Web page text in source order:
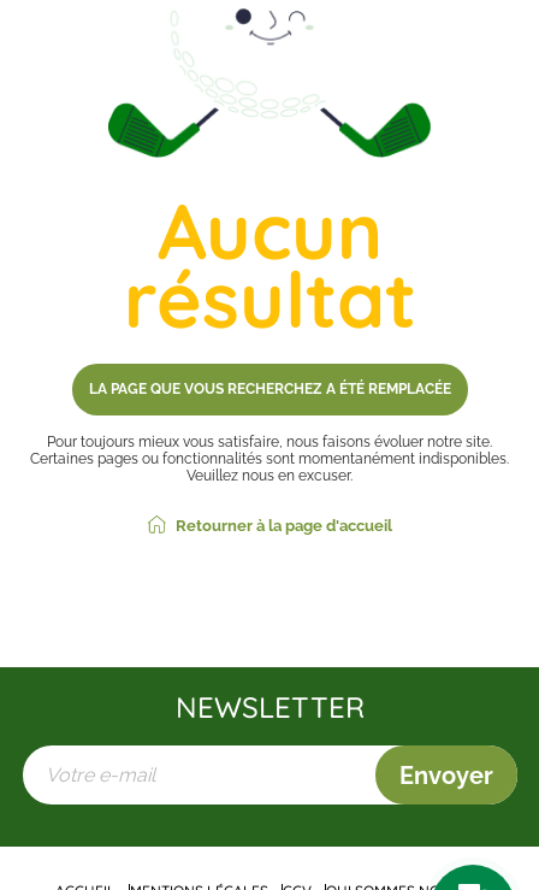
Aucun
résultat
LA PAGE QUE VOUS RECHERCHEZ A ÉTÉ REMPLACÉE
Pour toujours mieux vous satisfaire, nous faisons évoluer notre site.
Certaines pages ou fonctionnalités sont momentanément indisponibles.
Veuillez nous en excuser.
Retourner à la page d'accueil
NEWSLETTER
Envoyer